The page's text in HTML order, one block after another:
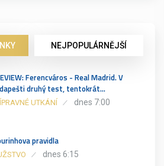
NEJPOPULÁRNĚJŠÍ
Ferencváros - Real Madrid. V
druhý test, tentokrát…
UTKÁNÍ dnes 7:00
pravidla
dnes 6:15